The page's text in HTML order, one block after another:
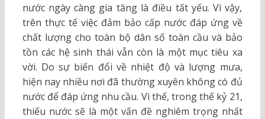
nước ngày càng gia tăng là điều tất yếu. Vì vậy,
trên thực tế việc đảm bảo cấp nước đáp ứng về
chất lượng cho toàn bộ dân số toàn cầu và bảo
tồn các hệ sinh thái vẫn còn là một mục tiêu xa
vời. Do sự biến đổi về nhiệt độ và lượng mưa,
hiện nay nhiều nơi đã thường xuyên không có đủ
nước để đáp ứng nhu cầu. Vì thế, trong thế kỷ 21,
thiếu nước sẽ là một vấn đề nghiêm trọng nhất